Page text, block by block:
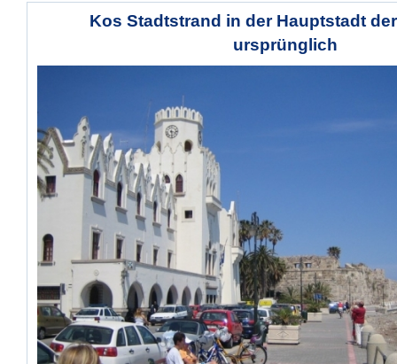
Kos Stadtstrand in der Hauptstadt
ursprünglich